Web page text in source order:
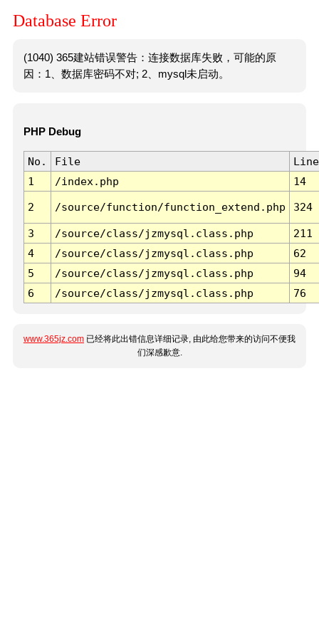
Database Error
(1040) 365建站错误警告：连接数据库失败，可能的原
因：1、数据库密码不对; 2、mysql未启动。
PHP Debug
No. File
Line
1
/index.php 14
2 /source/function/function_extend.php 324
3 /source/class/jzmysql.class.php
211
4
/source/class/jzmysql.class.php
62
5
/source/class/jzmysql.class.php
94
6
/source/class/jzmysql.class.php 76
www.365jz.com 已经将此出错信息详细记录, 由此给您带来的访问不便我
们深感歉意.